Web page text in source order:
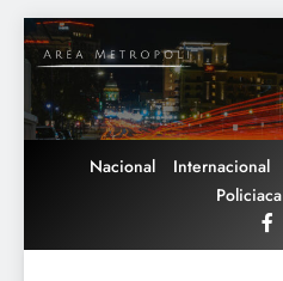
Saltar
al
contenido
Nacional Internacional
Policiaca